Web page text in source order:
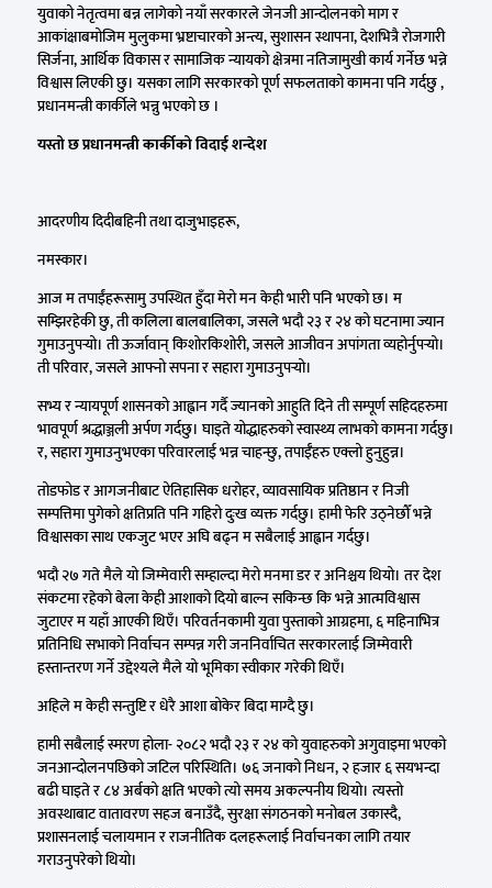
युवाको नेतृत्वमा बन्न लागेको नयाँ सरकारले जेनजी आन्दोलनको माग र
आकांक्षाबमोजिम मुलुकमा भ्रष्टाचारको अन्त्य, सुशासन स्थापना, देशभित्रै रोजगारी
सिर्जना, आर्थिक विकास र सामाजिक न्यायको क्षेत्रमा नतिजामुखी कार्य गर्नेछ भन्ने
विश्वास लिएकी छु। यसका लागि सरकारको पूर्ण सफलताको कामना पनि गर्दछु ,
प्रधानमन्त्री कार्कीले भन्नु भएको छ ।
यस्तो छ प्रधानमन्त्री कार्कीको विदाई शन्देश
आदरणीय दिदीबहिनी तथा दाजुभाइहरू,
नमस्कार।
आज म तपाईंहरूसामु उपस्थित हुँदा मेरो मन केही भारी पनि भएको छ। म
सम्झिरहेकी छु, ती कलिला बालबालिका, जसले भदौ २३ र २४ को घटनामा ज्यान
गुमाउनुपर्‍यो। ती ऊर्जावान् किशोरकिशोरी, जसले आजीवन अपांगता व्यहोर्नुपर्‍यो।
ती परिवार, जसले आफ्नो सपना र सहारा गुमाउनुपर्‍यो।
सभ्य र न्यायपूर्ण शासनको आह्वान गर्दै ज्यानको आहुति दिने ती सम्पूर्ण सहिदहरुमा
भावपूर्ण श्रद्धाञ्जली अर्पण गर्दछु। घाइते योद्धाहरुको स्वास्थ्य लाभको कामना गर्दछु।
र, सहारा गुमाउनुभएका परिवारलाई भन्न चाहन्छु, तपाईँहरु एक्लो हुनुहुन्न।
तोडफोड र आगजनीबाट ऐतिहासिक धरोहर, व्यावसायिक प्रतिष्ठान र निजी
सम्पत्तिमा पुगेको क्षतिप्रति पनि गहिरो दुःख व्यक्त गर्दछु। हामी फेरि उठ्नेछौँ भन्ने
विश्वासका साथ एकजुट भएर अघि बढ्न म सबैलाई आह्वान गर्दछु।
भदौ २७ गते मैले यो जिम्मेवारी सम्हाल्दा मेरो मनमा डर र अनिश्चय थियो। तर देश
संकटमा रहेको बेला केही आशाको दियो बाल्न सकिन्छ कि भन्ने आत्मविश्वास
जुटाएर म यहाँ आएकी थिएँ। परिवर्तनकामी युवा पुस्ताको आग्रहमा, ६ महिनाभित्र
प्रतिनिधि सभाको निर्वाचन सम्पन्न गरी जननिर्वाचित सरकारलाई जिम्मेवारी
हस्तान्तरण गर्ने उद्देश्यले मैले यो भूमिका स्वीकार गरेकी थिएँ।
अहिले म केही सन्तुष्टि र धेरै आशा बोकेर बिदा माग्दै छु।
हामी सबैलाई स्मरण होला- २०८२ भदौ २३ र २४ को युवाहरुको अगुवाइमा भएको
जनआन्दोलनपछिको जटिल परिस्थिति। ७६ जनाको निधन, २ हजार ६ सयभन्दा
बढी घाइते र ८४ अर्बको क्षति भएको त्यो समय अकल्पनीय थियो। त्यस्तो
अवस्थाबाट वातावरण सहज बनाउँदै, सुरक्षा संगठनको मनोबल उकास्दै,
प्रशासनलाई चलायमान र राजनीतिक दलहरूलाई निर्वाचनका लागि तयार
गराउनुपरेको थियो।